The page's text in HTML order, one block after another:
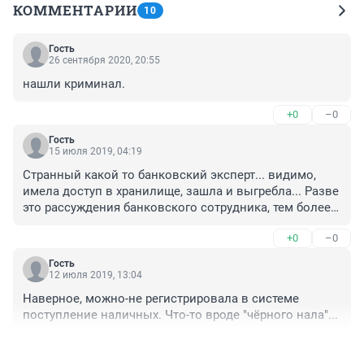
КОММЕНТАРИИ 10
Гость
26 сентября 2020, 20:55
нашли криминал.
+0 –0
Гость
15 июля 2019, 04:19
Странный какой то банковский эксперт... видимо,
имела доступ в хранилище, зашла и выгребла... Разве
это рассуждения банковского сотрудника, тем более
С одним утверждением согласна - Россельхоз не
хочет афишировать эту историю. Но придётся, шила в
липовыми депозитами, существующими только на
бумаге, с которых накручивали реальные проценты
+0 –0
Гость
12 июля 2019, 13:04
Наверное, можно-не регистрировала в системе
поступление наличных. Что-то вроде "чёрного нала"...